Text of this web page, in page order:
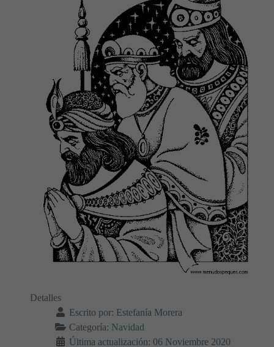
Detalles
Escrito por: Estefanía Morera
Categoría: Navidad
Última actualización: 06 Noviembre 2020